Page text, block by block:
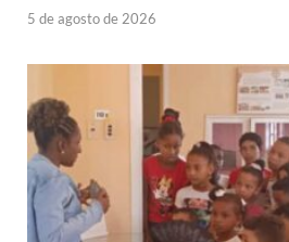
5 de agosto de 2026